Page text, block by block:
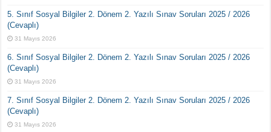
5. Sınıf Sosyal Bilgiler 2. Dönem 2. Yazılı Sınav Soruları 2025 / 2026
(Cevaplı)
31 Mayıs 2026
6. Sınıf Sosyal Bilgiler 2. Dönem 2. Yazılı Sınav Soruları 2025 / 2026
(Cevaplı)
31 Mayıs 2026
7. Sınıf Sosyal Bilgiler 2. Dönem 2. Yazılı Sınav Soruları 2025 / 2026
(Cevaplı)
31 Mayıs 2026